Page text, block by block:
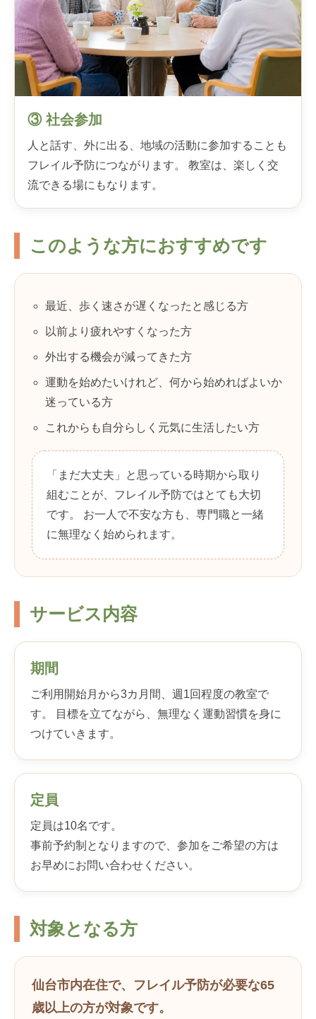
③ 社会参加
人と話す、外に出る、地域の活動に参加することも
フレイル予防につながります。 教室は、楽しく交
流できる場にもなります。
このような方におすすめです
最近、歩く速さが遅くなったと感じる方
以前より疲れやすくなった方
外出する機会が減ってきた方
運動を始めたいけれど、何から始めればよいか
迷っている方
これからも自分らしく元気に生活したい方
「まだ大丈夫」と思っている時期から取り
組むことが、フレイル予防ではとても大切
です。 お一人で不安な方も、専門職と一緒
に無理なく始められます。
サービス内容
期間
ご利用開始月から3カ月間、週1回程度の教室で
す。 目標を立てながら、無理なく運動習慣を身に
つけていきます。
定員
定員は10名です。
事前予約制となりますので、参加をご希望の方は
お早めにお問い合わせください。
対象となる方
仙台市内在住で、フレイル予防が必要な65
歳以上の方が対象です。